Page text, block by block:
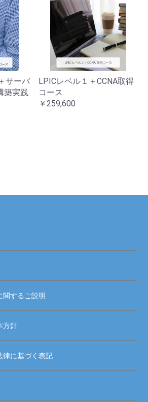
サーバ
築実践
LPICレベル１＋CCNA取得
コース
￥259,600
関するご説明
方針
律に基づく表記